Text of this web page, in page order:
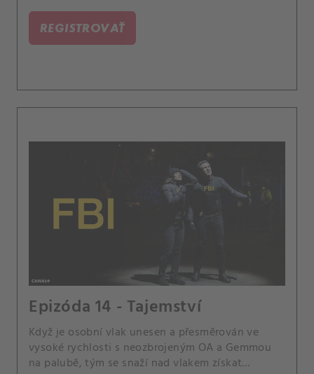
zamýšlenými cíli. Případ se pro Scolu stane
osobním, když se dozví, že jeden z jeho bývalých
REGISTROVAŤ
Epizóda 14 - Tajemství
Když je osobní vlak unesen a přesměrován ve
vysoké rychlosti s neozbrojeným OA a Gemmou
na palubě, tým se snaží nad vlakem získat